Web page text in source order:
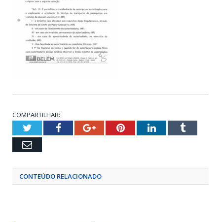
COMPARTILHAR:
TwitterFacebookGoogle+PinterestLinkedInTumblr
Email
CONTEÚDO RELACIONADO